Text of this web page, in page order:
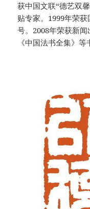
获中国文联“德艺双
贴专家。1999年荣
号。2008年荣获新
《中国法书全集》等